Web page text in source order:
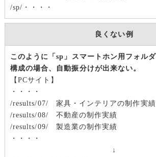
/sp/・・・・
良くない例
このように「sp」スマートホン用フォル
構成の場合、自動振分けが出来ない。
【PCサイト】
・・・・
/results/07/ 家具・インテリアの制作実績
/results/08/ 不動産の制作実績
/results/09/ 製造業の制作実績
・・・・
↓